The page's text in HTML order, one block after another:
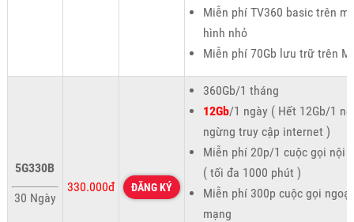
Miễn phí TV360 basic trên
hình nhỏ
Miễn phí 70Gb lưu trữ trên
5G330B
30 Ngày
330.000đ ĐĂNG KÝ
360Gb/1 tháng
12Gb/1 ngày ( Hết 12Gb/1
ngừng truy cập internet )
Miễn phí 20p/1 cuộc gọi nội
( tối đa 1000 phút )
Miễn phí 300p cuộc gọi ngoại
mạng